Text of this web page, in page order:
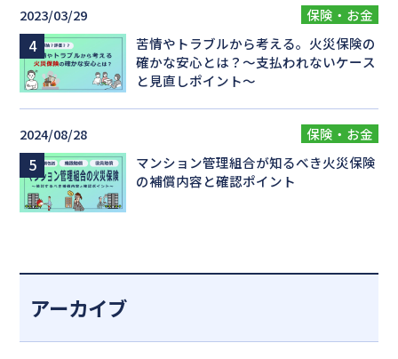
2023/03/29
保険・お金
苦情やトラブルから考える。火災保険の
確かな安心とは？～支払われないケース
と見直しポイント～
2024/08/28
保険・お金
マンション管理組合が知るべき火災保険
の補償内容と確認ポイント
アーカイブ